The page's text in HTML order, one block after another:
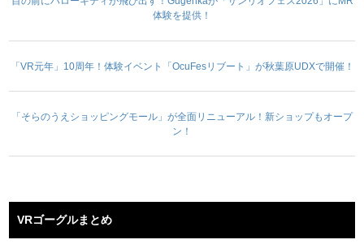
体験を提供！
「VR元年」10周年！体験イベント「OcuFesリブート」が秋葉原UDXで開催！
「そらのうえショッピングモール」が全面リニューアル！新ショップもオープ
ン！
VRゴーグルまとめ